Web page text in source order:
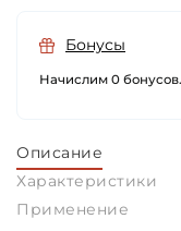
Бонусы
Начислим 0 бонусов.
Описание
Характеристики
Применение